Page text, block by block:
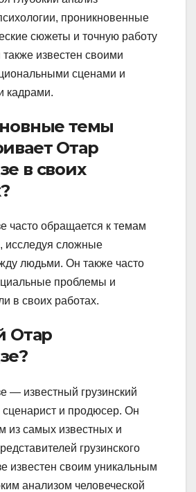
проникновенные
сюжеты и точную работу
известен своими
сценами и
кадрами.
темы
Отар
в своих
часто обращается к темам
исследуя сложные
людьми. Он также часто
проблемы и
в своих работах.
Отар
— известный грузинский
сценарист и продюсер. Он
из самых известных и
грузинского
известен своим уникальным
анализом человеческой